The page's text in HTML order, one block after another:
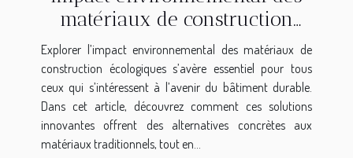
matériaux de construction
écologiques
Explorer l’impact environnemental des matériaux de
construction écologiques s’avère essentiel pour tous
ceux qui s’intéressent à l’avenir du bâtiment durable.
Dans cet article, découvrez comment ces solutions
innovantes offrent des alternatives concrètes aux
matériaux traditionnels, tout en...